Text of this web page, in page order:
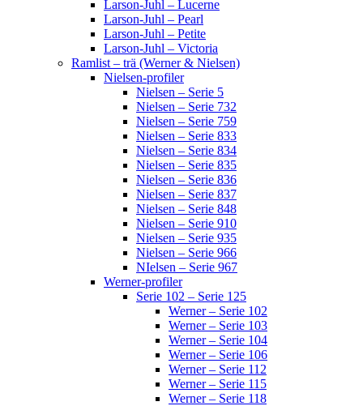
Larson-Juhl – Lucerne
Larson-Juhl – Pearl
Larson-Juhl – Petite
Larson-Juhl – Victoria
Ramlist – trä (Werner & Nielsen)
Nielsen-profiler
Nielsen – Serie 5
Nielsen – Serie 732
Nielsen – Serie 759
Nielsen – Serie 833
Nielsen – Serie 834
Nielsen – Serie 835
Nielsen – Serie 836
Nielsen – Serie 837
Nielsen – Serie 848
Nielsen – Serie 910
Nielsen – Serie 935
Nielsen – Serie 966
NIelsen – Serie 967
Werner-profiler
Serie 102 – Serie 125
Werner – Serie 102
Werner – Serie 103
Werner – Serie 104
Werner – Serie 106
Werner – Serie 112
Werner – Serie 115
Werner – Serie 118